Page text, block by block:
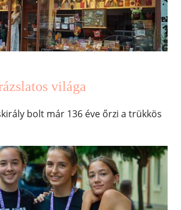
világa
bolt már 136 éve őrzi a trükkös